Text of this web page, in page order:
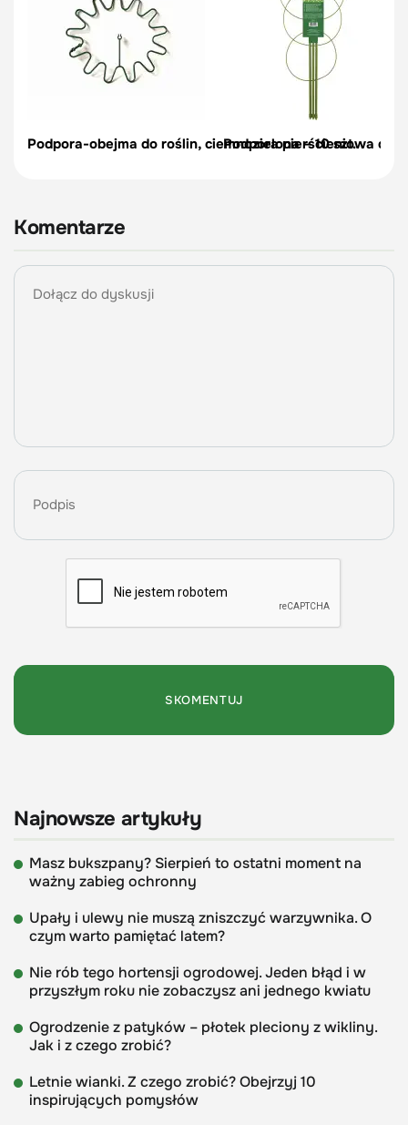
Podpora-obejma do roślin, ciemnozielona – 10 szt.
Podpora pierścieniowa do
Komentarze
Najnowsze artykuły
Masz bukszpany? Sierpień to ostatni moment na
ważny zabieg ochronny
Upały i ulewy nie muszą zniszczyć warzywnika. O
czym warto pamiętać latem?
Nie rób tego hortensji ogrodowej. Jeden błąd i w
przyszłym roku nie zobaczysz ani jednego kwiatu
Ogrodzenie z patyków – płotek pleciony z wikliny.
Jak i z czego zrobić?
Letnie wianki. Z czego zrobić? Obejrzyj 10
inspirujących pomysłów